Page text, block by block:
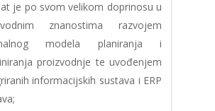
je po svom velikom doprinosu u
znanostima razvojem
modela planiranja i
proizvodnje te uvođenjem
informacijskih sustava i ERP